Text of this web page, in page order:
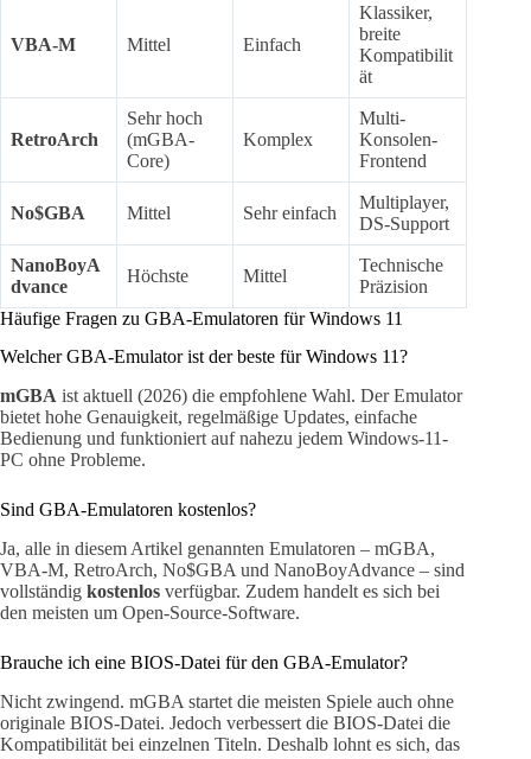
VBA-M Mittel Einfach
Klassiker,
breite
Kompatibilit
ät
RetroArch
Sehr hoch
(mGBA-
Core)
Komplex
Multi-
Konsolen-
Frontend
No$GBA Mittel Sehr einfach
Multiplayer,
DS-Support
NanoBoyA
dvance
Höchste Mittel
Technische
Präzision
Häufige Fragen zu GBA-Emulatoren für Windows 11
Welcher GBA-Emulator ist der beste für Windows 11?
mGBA ist aktuell (2026) die empfohlene Wahl. Der Emulator
bietet hohe Genauigkeit, regelmäßige Updates, einfache
Bedienung und funktioniert auf nahezu jedem Windows-11-
PC ohne Probleme.
Sind GBA-Emulatoren kostenlos?
Ja, alle in diesem Artikel genannten Emulatoren – mGBA,
VBA-M, RetroArch, No$GBA und NanoBoyAdvance – sind
vollständig kostenlos verfügbar. Zudem handelt es sich bei
den meisten um Open-Source-Software.
Brauche ich eine BIOS-Datei für den GBA-Emulator?
Nicht zwingend. mGBA startet die meisten Spiele auch ohne
originale BIOS-Datei. Jedoch verbessert die BIOS-Datei die
Kompatibilität bei einzelnen Titeln. Deshalb lohnt es sich, das